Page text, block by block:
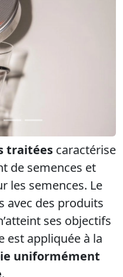
traitées caractérise
de semences et
les semences. Le
avec des produits
ses objectifs
est appliquée à la
uniformément